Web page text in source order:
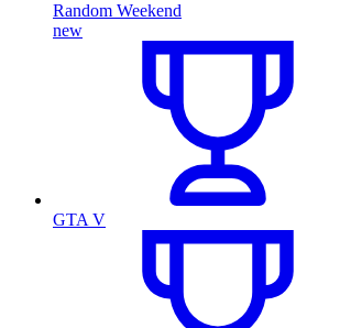
Random Weekend
new
GTA V